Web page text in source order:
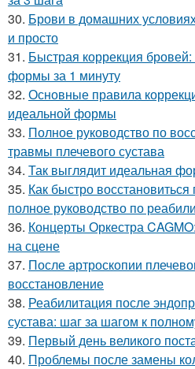
30. Брови в домашних
и просто
31. Быстрая коррекция
формы за 1 минуту
32. Основные правила
идеальной формы
33. Полное руководство по
травмы плечевого сустава
34. Так выглядит идеальная
35. Как быстро
полное руководство по
36. Концерты Оркестра
на сцене
37. После артроскопии
восстановление
38. Реабилитация после
сустава: шаг за шагом к
39. Первый день великого
40. Проблемы после замены